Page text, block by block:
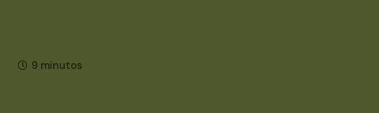
9 minutos